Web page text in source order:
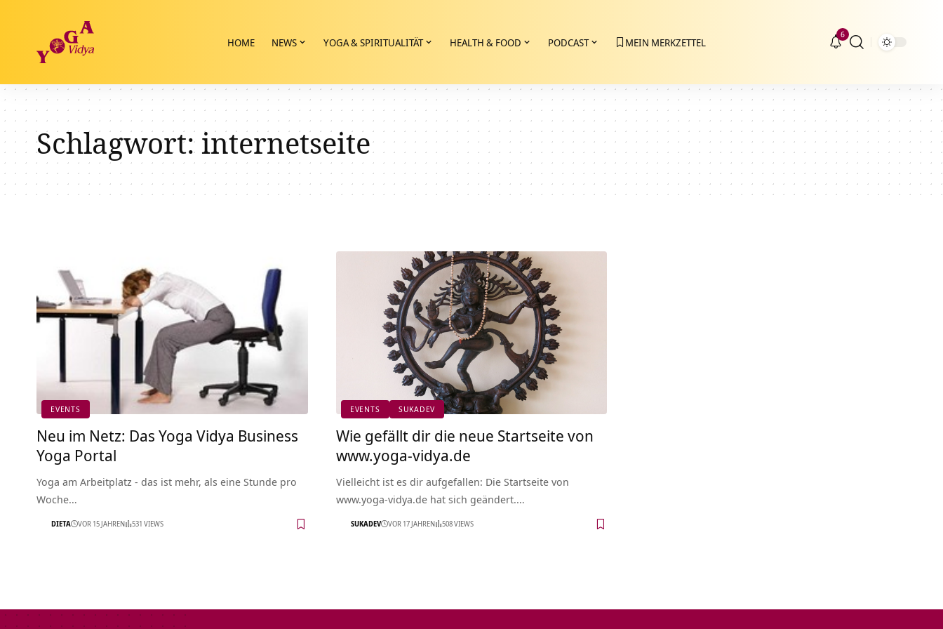
HOME NEWS YOGA & SPIRITUALITÄT HEALTH & FOOD PODCAST MEIN MERKZETTEL
6
Schlagwort:internetseite
EVENTS
Neu im Netz: Das Yoga Vidya Business
Yoga Portal
Yoga am Arbeitplatz - das ist mehr, als eine Stunde pro
Woche…
DIETA VOR 15 JAHREN 531 VIEWS
EVENTS SUKADEV
Wie gefällt dir die neue Startseite von
www.yoga-vidya.de
Vielleicht ist es dir aufgefallen: Die Startseite von
www.yoga-vidya.de hat sich geändert.…
SUKADEV VOR 17 JAHREN 508 VIEWS